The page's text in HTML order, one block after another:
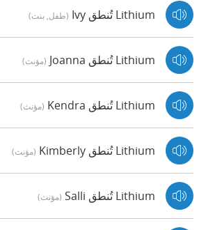
Lithium تُنطق Ivy (طفل, بنت)
Lithium تُنطق Joanna (مؤنث)
Lithium تُنطق Kendra (مؤنث)
Lithium تُنطق Kimberly (مؤنث)
Lithium تُنطق Salli (مؤنث)